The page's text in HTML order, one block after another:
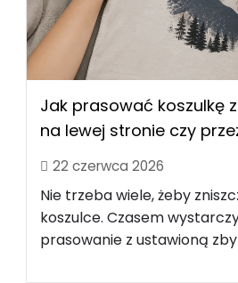
Jak prasować koszulkę
na lewej stronie czy
22 czerwca 2026
Nie trzeba wiele, żeby
koszulce. Czasem
prasowanie z ustawioną